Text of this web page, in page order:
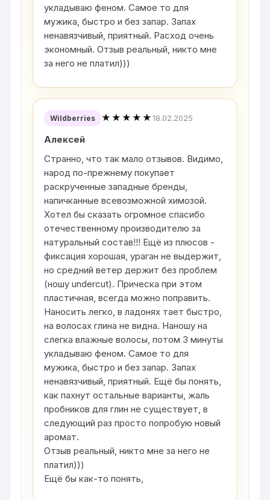
укладываю феном. Самое то для
мужика, быстро и без запар. Запах
ненавязчивый, приятный. Расход очень
экономный. Отзыв реальный, никто мне
за него не платил)))
Wildberries ★★★★★18.02.2025
Алексей
Странно, что так мало отзывов. Видимо,
народ по-прежнему покупает
раскрученные западные бренды,
напичканные всевозможной химозой.
Хотел бы сказать огромное спасибо
отечественному производителю за
натуральный состав!!! Ещё из плюсов -
фиксация хорошая, ураган не выдержит,
но средний ветер держит без проблем
(ношу undercut). Прическа при этом
пластичная, всегда можно поправить.
Наносить легко, в ладонях тает быстро,
на волосах глина не видна. Наношу на
слегка влажные волосы, потом 3 минуты
укладываю феном. Самое то для
мужика, быстро и без запар. Запах
ненавязчивый, приятный. Ещё бы понять,
как пахнут остальные варианты, жаль
пробников для глин не существует, в
следующий раз просто попробую новый
аромат.
Отзыв реальный, никто мне за него не
платил)))
Ещё бы как-то понять,